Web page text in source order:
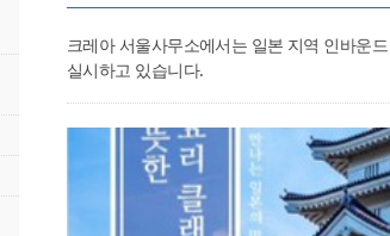
크레아 서울사무소에서는 일본 지역 인바운
실시하고 있습니다.